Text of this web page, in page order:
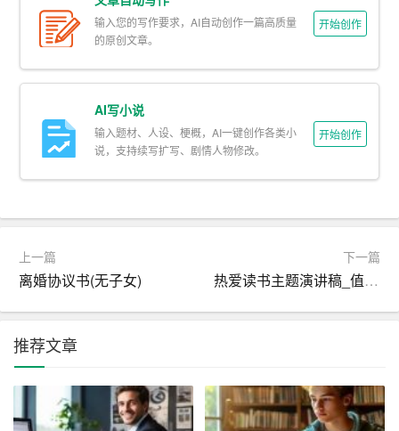
在一家知名英语培训机构担任英语教师，负责教授成人英
语课程。在教学过程中，我注重培养
的英语实际应用
同时，我还积极参与课程研发，为学员提供个性化的学习
三、求职意向
优势，为公司的英语培训工作贡献自己的力量。在此，我
1. 负责公司员工的英语培训，提高员工的英语水平，提升
2. 参与课程研发，为公司英语培训课程提供专业建议。
3. 开展英语角活动，丰富员工的英语学习氛围，促进跨文
化交流。
输入您的写作要求，AI自动创作一篇高质量
的原创文章。
开始创作
AI写小说
输入题材、人设、梗概，AI一键创作各类小
说，支持续写扩写、剧情人物修改。
开始创作
上一篇
离婚协议书(无子女)
下一篇
热爱读书主题演讲稿_值得收藏
推荐文章